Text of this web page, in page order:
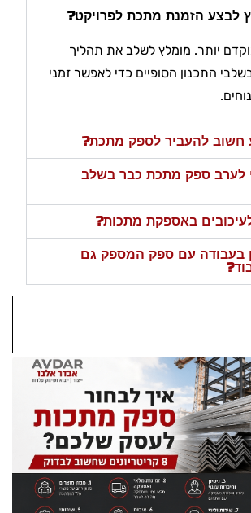
לבצע הזמנת מתכת לפרויקט?
יותר. מומלץ לשלב את תהליך
התכנון הסופיים כדי לאפשר זמני
חשוב להעביר לספק מתכת?
לערב ספק מתכת כבר בשלב
באספקת מתכות?
בעבודה עם ספק המספק גם